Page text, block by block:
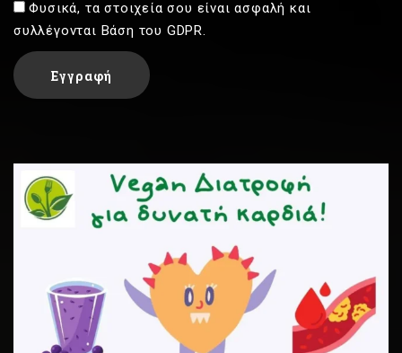
Φυσικά, τα στοιχεία σου είναι ασφαλή και
συλλέγονται Βάση του GDPR.